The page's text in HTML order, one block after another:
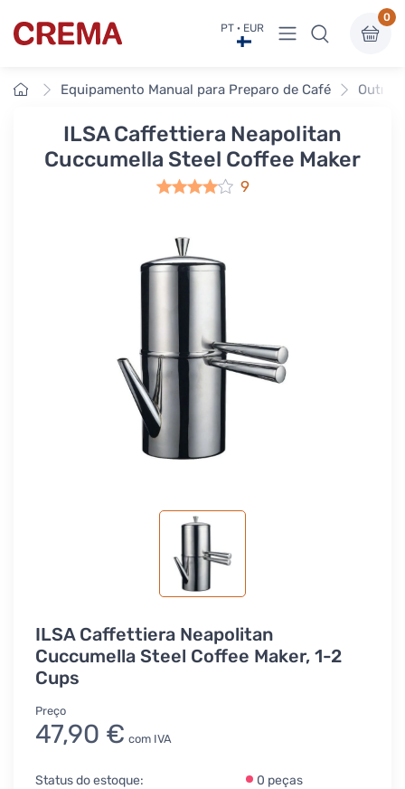
Crema PT · EUR Ver menu
0
InícioEquipamento Manual para Preparo de Café Outros
ILSA Caffettiera Neapolitan
Cuccumella Steel Coffee Maker
9
ILSA Caffettiera Neapolitan
Cuccumella Steel Coffee Maker, 1-2
Cups
Preço
47,90 € com IVA
Status do estoque:
0 peças